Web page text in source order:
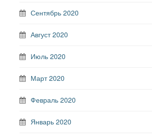
Сентябрь 2020
Август 2020
Июль 2020
Март 2020
Февраль 2020
Январь 2020